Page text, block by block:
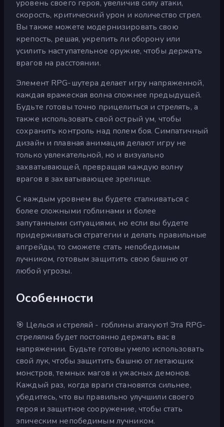
уровень своего героя, увеличив силу атаки,
скорость, критический урон и количество стрел.
Вы также можете модернизировать свою
крепость, решая, укрепить ли оборону или
усилить наступательное оружие, чтобы держать
врагов на расстоянии.
Элемент RPG-шутера делает игру напряженной,
каждая вражеская волна сложнее предыдущей.
Будьте готовы точно прицелиться и стрелять, а
также использовать свой острый ум, чтобы
сохранить контроль над полем боя. Симпатичный
дизайн и плавная анимация делают игру не
только увлекательной, но и визуально
захватывающей, превращая каждую волну
врагов в захватывающее зрелище.
С каждым уровнем вы будете сталкиваться с
более сложными гоблинами и более
запутанными ситуациями, но если вы будете
придерживаться стратегии и делать правильные
апгрейды, то сможете стать непобедимым
лучником, готовым защитить свою башню от
любой угрозы.
Особенности
🎯 Целься и стреляй - гоблины атакуют! Эта RPG-
стрелялка будет постоянно держать вас в
напряжении. Будьте готовы умело использовать
свой лук, чтобы защитить башню от летающих
монстров, темных магов и ужасных демонов.
Каждый раз, когда враги становятся сильнее,
убедитесь, что вы правильно улучшили своего
героя и защитное сооружение, чтобы стать
эпическим непобедимым лучником.